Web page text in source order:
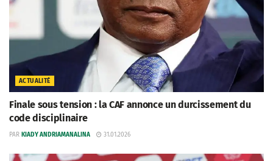
ACTUALITÉ
Finale sous tension : la CAF annonce un durcissement du
code disciplinaire
PAR KIADY ANDRIAMANALINA 31.01.2026